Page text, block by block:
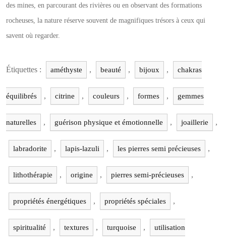
des mines, en parcourant des rivières ou en observant des formations
rocheuses, la nature réserve souvent de magnifiques trésors à ceux qui
savent où regarder.
Étiquettes : améthyste , beauté , bijoux , chakras
équilibrés , citrine , couleurs , formes , gemmes
naturelles , guérison physique et émotionnelle , joaillerie ,
labradorite , lapis-lazuli , les pierres semi précieuses ,
lithothérapie , origine , pierres semi-précieuses ,
propriétés énergétiques , propriétés spéciales ,
spiritualité , textures , turquoise , utilisation